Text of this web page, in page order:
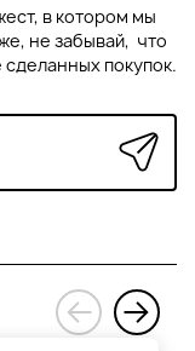
в котором мы
не забывай, что
покупок.
‹
›